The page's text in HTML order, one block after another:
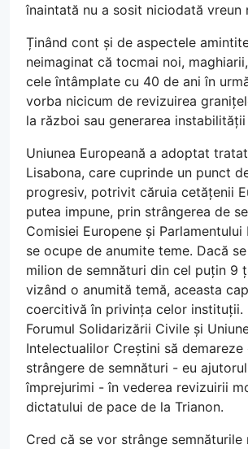
înaintată nu a sosit niciodată vreun
Ținând cont și de aspectele
neimaginat că tocmai noi,
cele întâmplate cu 40 de ani în
vorba nicicum de revizuirea
la război sau generarea
Uniunea Europeană a adoptat
Lisabona, care cuprinde un punct
progresiv, potrivit căruia cetățenii
putea impune, prin strângerea de
Comisiei Europene și Parlamentului
se ocupe de anumite teme. Dacă
milion de semnături din cel puțin 9
vizând o anumită temă, aceasta
coercitivă în privința celor instituții.
Forumul Solidarizării Civile și
Intelectualilor Creștini să
strângere de semnături - eu
împrejurimi - în vederea revizuirii
dictatului de pace de la Trianon.
Cred că se vor strânge semnăturile